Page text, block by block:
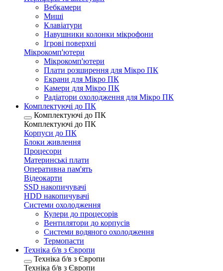
Вебкамери
Миші
Клавіатури
Навушники колонки мікрофони
Ігрові поверхні
Мікрокомп'ютери
Мікрокомп'ютери
Плати розширення для Мікро ПК
Екрани для Мікро ПК
Камери для Мікро ПК
Радіатори охолодження для Мікро ПК
Комплектуючі до ПК
Комплектуючі до ПК
Комплектуючі до ПК
Корпуси до ПК
Блоки живлення
Процесори
Материнські плати
Оперативна пам'ять
Відеокарти
SSD накопичувачі
HDD накопичувачі
Системи охолодження
Кулери до процесорів
Вентилятори до корпусів
Системи водяного охолодження
Термопасти
Техніка б/в з Європи
Техніка б/в з Європи
Техніка б/в з Європи